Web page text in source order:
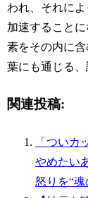
われ、それに
加速すること
素をその内に
葉にも通じる、
関連投稿:
「つい
やめたい
怒りを“